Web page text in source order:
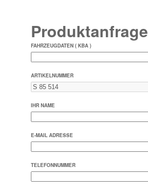
Produktanfrage
FAHRZEUGDATEN ( KBA )
ARTIKELNUMMER
IHR NAME
E-MAIL ADRESSE
TELEFONNUMMER